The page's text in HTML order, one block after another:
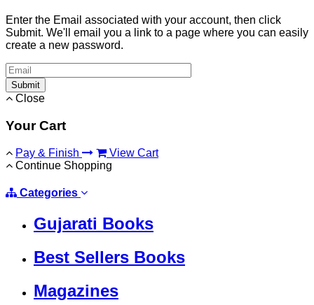
Enter the Email associated with your account, then click
Submit. We'll email you a link to a page where you can easily
create a new password.
Submit
Close
Your Cart
Pay & Finish
View Cart
Continue Shopping
Categories
Gujarati Books
Best Sellers Books
Magazines